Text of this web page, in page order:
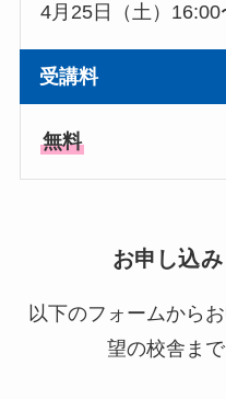
4月25日（土）16:00
受講料
無料
お申し込
以下のフォームから
望の校舎ま